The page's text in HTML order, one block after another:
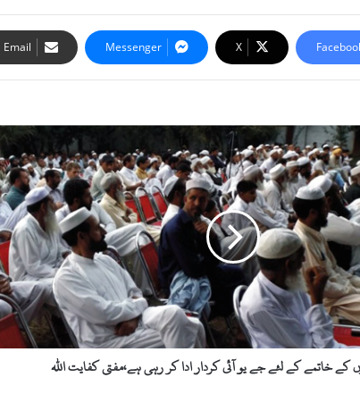
X
Messenger
Email
کے خاتمے کے لئے جے یو آئی کردار ادا کر رہی ہے،مفتی کفایت اللہ